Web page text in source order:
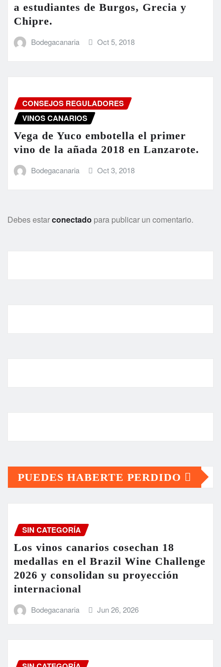
a estudiantes de Burgos, Grecia y
Chipre.
Bodegacanaria Oct 5, 2018
CONSEJOS REGULADORES
VINOS CANARIOS
Vega de Yuco embotella el primer
vino de la añada 2018 en Lanzarote.
Bodegacanaria Oct 3, 2018
Debes estarconectado para publicar un comentario.
PUEDES HABERTE PERDIDO
SIN CATEGORÍA
Los vinos canarios cosechan 18
medallas en el Brazil Wine Challenge
2026 y consolidan su proyección
internacional
Bodegacanaria Jun 26, 2026